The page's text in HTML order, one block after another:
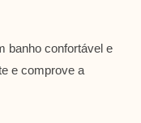
banho confortável e
e comprove a